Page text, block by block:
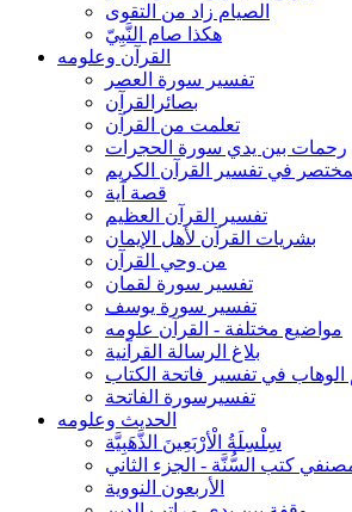
الصيام زاد من التقوى
هكذا صام النَّبِيّ
القرآن وعلومه
تفسير سورة العصر
بصائرالقرآن
تعلمت من القرآن
رحمات بين يدي سورة الحجرات
في تفسير القرآن الكريم
قصة آية
تفسير القرآن العظيم
بشريات القرآن لأهل الإيمان
من وحي القرآن
تفسير سورة لقمان
تفسير سورة يوسف
مواضيع مختلفة - القرآن علومه
بلاغ الرسالة القرآنية
الوهاب في تفسير فاتحة الكتاب
تفسيرسورة الفاتحة
الحديث وعلومه
سِلْسِلَةُ الْأرْبَعِينَ الذَّهَبِيَّة
كتب السُّنَّة - الجزء الثاني
الأربعون النووية